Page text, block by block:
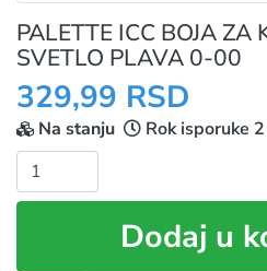
PALETTE ICC BOJA ZA
SVETLO PLAVA 0-00
329,99 RSD
Na stanju
Rok isporuke
Dodaj u